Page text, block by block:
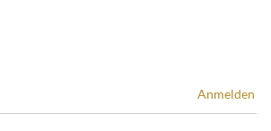
Anmelden